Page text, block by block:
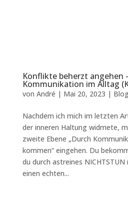
Konflikte beherzt angehen
Kommunikation im Alltag
von André | Mai 20, 2023 |
Nachdem ich mich im letzten
der inneren Haltung widmete,
zweite Ebene „Durch
kommen“ eingehen. Du
du durch astreines
einen echten...